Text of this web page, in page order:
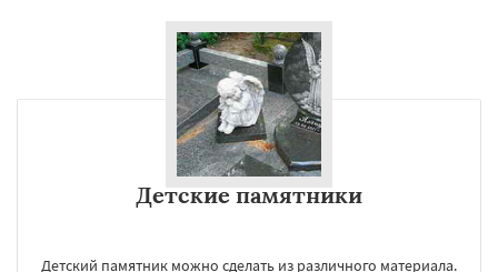
Детские памятники
Детский памятник можно сделать из различного материала.